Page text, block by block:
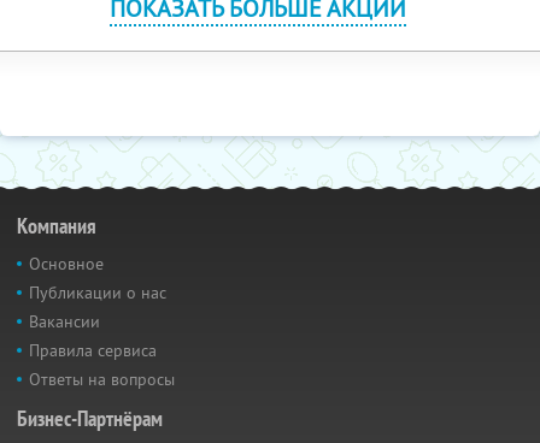
ПОКАЗАТЬ БОЛЬШЕ АКЦИЙ
Компания
Основное
Публикации о нас
Вакансии
Правила сервиса
Ответы на вопросы
Бизнес-Партнёрам